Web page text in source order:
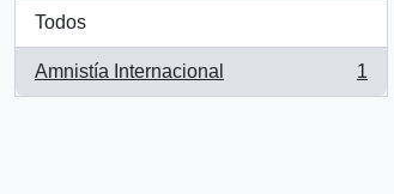
Todos
Amnistía Internacional
, 1 resultados
1